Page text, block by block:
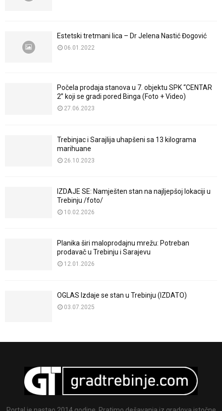
Estetski tretmani lica – Dr Jelena Nastić Đogović
06.01.2022
Počela prodaja stanova u 7. objektu SPK “CENTAR
2” koji se gradi pored Binga (Foto + Video)
27.06.2023
Trebinjac i Sarajlija uhapšeni sa 13 kilograma
marihuane
26.10.2023
IZDAJE SE: Namješten stan na najljepšoj lokaciji u
Trebinju /foto/
10.02.2026
Planika širi maloprodajnu mrežu: Potreban
prodavač u Trebinju i Sarajevu
12.01.2026
OGLAS Izdaje se stan u Trebinju (IZDATO)
03.07.2025